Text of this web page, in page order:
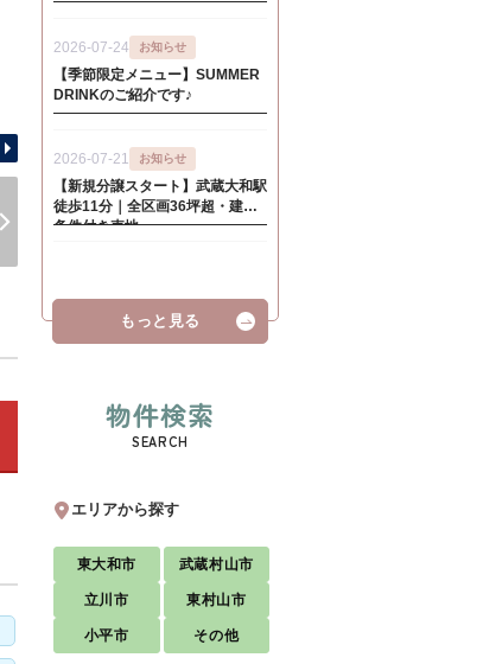
もっと見る
物件検索
SEARCH
エリアから探す
東大和市 武蔵村山市
立川市 東村山市
小平市 その他